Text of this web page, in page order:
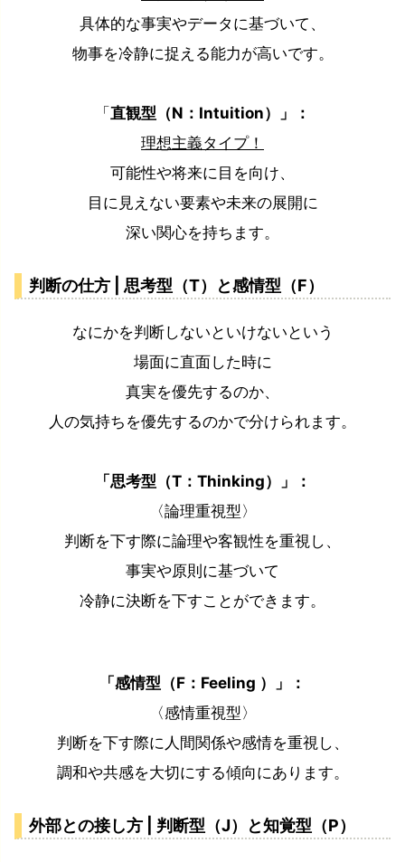
具体的な事実やデータに基づいて、
物事を冷静に捉える能力が高いです。
「 直観型（N：Intuition）」：
理想主義タイプ！
可能性や将来に目を向け、
目に見えない要素や未来の展開に
深い関心を持ちます。
判断の仕方 | 思考型（T）と感情型（F）
なにかを判断しないといけないという
場面に直面した時に
真実を優先するのか、
人の気持ちを優先するのかで分けられます。
「思考型（T：Thinking）」：
〈論理重視型〉
判断を下す際に論理や客観性を重視し、
事実や原則に基づいて
冷静に決断を下すことができます。
「感情型（F：Feeling ）」：
〈感情重視型〉
判断を下す際に人間関係や感情を重視し、
調和や共感を大切にする傾向にあります。
外部との接し方 | 判断型（J）と知覚型（P）